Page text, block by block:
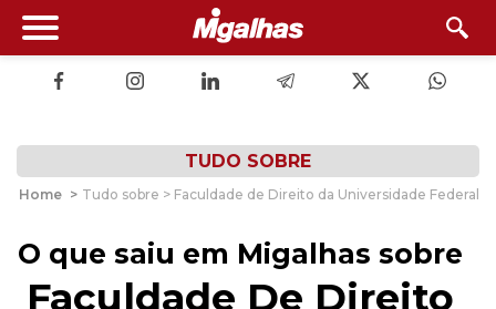
TUDO SOBRE
Home > Tudo sobre > Faculdade de Direito da Universidade Federal
O que saiu em Migalhas sobre
Faculdade De Direito